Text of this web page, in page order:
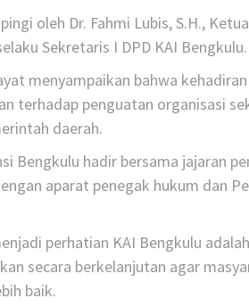
oleh Dr. Fahmi Lubis, S.H.,
Sekretaris I DPD KAI Bengkulu.
menyampaikan bahwa
terhadap penguatan organisasi
daerah.
Bengkulu hadir bersama jajaran
aparat penegak hukum dan
perhatian KAI Bengkulu
secara berkelanjutan agar
baik.